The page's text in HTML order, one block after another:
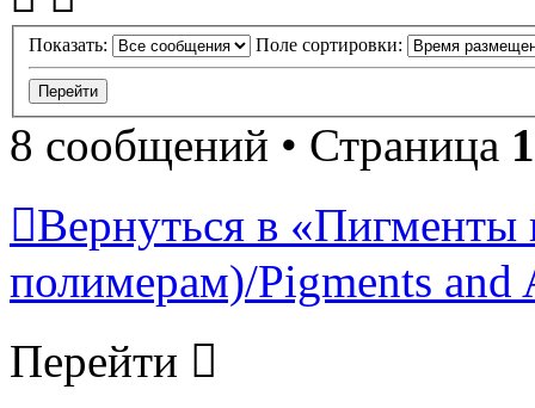
Показать: Поле сортировки:
8 сообщений • Страница 1
Вернуться в
полимерам)/Pigments and
Перейти